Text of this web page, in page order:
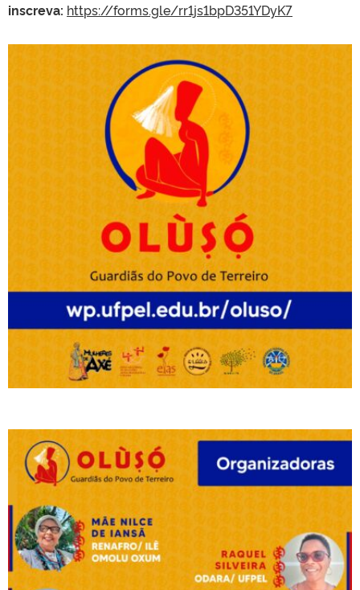
inscreva: https://forms.gle/rr1js1bpD351YDyK7